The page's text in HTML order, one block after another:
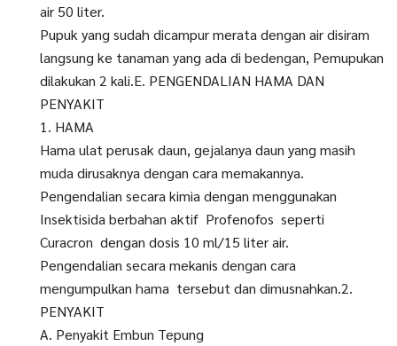
air 50 liter.
Pupuk yang sudah dicampur merata dengan air disiram
langsung ke tanaman yang ada di bedengan, Pemupukan
dilakukan 2 kali.E. PENGENDALIAN HAMA DAN
PENYAKIT
1. HAMA
Hama ulat perusak daun, gejalanya daun yang masih
muda dirusaknya dengan cara memakannya.
Pengendalian secara kimia dengan menggunakan
Insektisida berbahan aktif Profenofos seperti
Curacron dengan dosis 10 ml/15 liter air.
Pengendalian secara mekanis dengan cara
mengumpulkan hama tersebut dan dimusnahkan.2.
PENYAKIT
A. Penyakit Embun Tepung